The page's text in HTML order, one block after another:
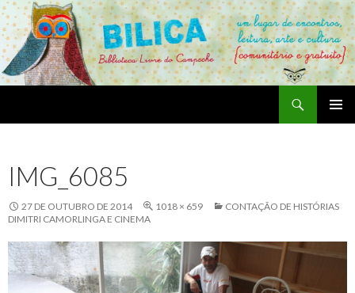
CONTEÚDO
IMG_6085
27 DE OUTUBRO DE 2014 1018 × 659
CONTAÇÃO DE HISTÓRIAS
DIMITRI CAMORLINGA E CINEMA